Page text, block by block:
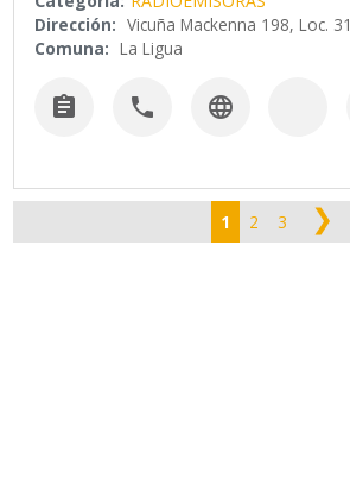
Dirección: Vicuña Mackenna 198, Loc. 31
Comuna: La Ligua
  
1 2 3 ❯